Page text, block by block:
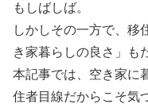
もしばしば。
しかしその一方で、移
き家暮らしの良さ」も
本記事では、空き家に
住者目線だからこそ気